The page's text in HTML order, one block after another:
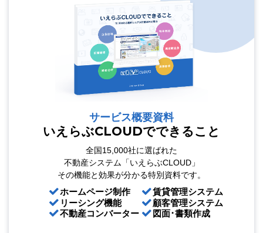
サービス概要資料
いえらぶCLOUDでできること
全国15,000社に選ばれた
不動産システム「いえらぶCLOUD」
その機能と効果が分かる特別資料です。
ホームページ制作
リーシング機能
不動産コンバーター
賃貸管理システム
顧客管理システム
図面･書類作成